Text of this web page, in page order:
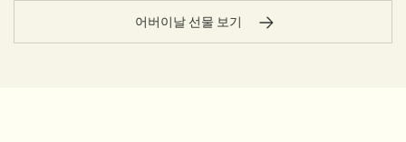
어버이날 선물 보기